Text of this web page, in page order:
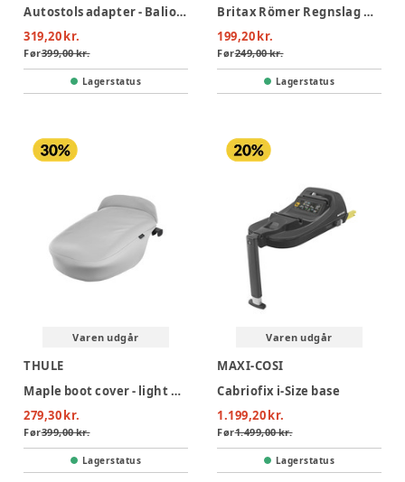
Autostols adapter - Balios/Talos S
319,20 kr.
Før399,00 kr.
Lagerstatus
Britax Römer Regnslag Baby-Safe
199,20 kr.
Før249,00 kr.
Lagerstatus
Varen udgår
THULE
Maple boot cover - light grey
279,30 kr.
Før399,00 kr.
Lagerstatus
Varen udgår
MAXI-COSI
Cabriofix i-Size base
1.199,20 kr.
Før1.499,00 kr.
Lagerstatus